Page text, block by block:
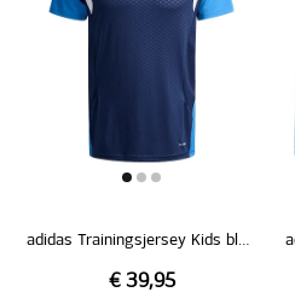
adidas Trainingsjersey Kids blau 26/27
€ 39,95